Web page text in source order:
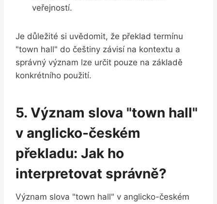
veřejností.
Je důležité si uvědomit, že⁢ překlad ⁣termínu
"town hall" do češtiny závisí na kontextu ‍a
správný význam ​lze ⁣určit pouze na základě
konkrétního použití.
5. Význam slova "town hall" ⁤
v anglicko-českém
překladu: Jak ho
⁣interpretovat správně?
Význam slova "town hall" v anglicko-českém